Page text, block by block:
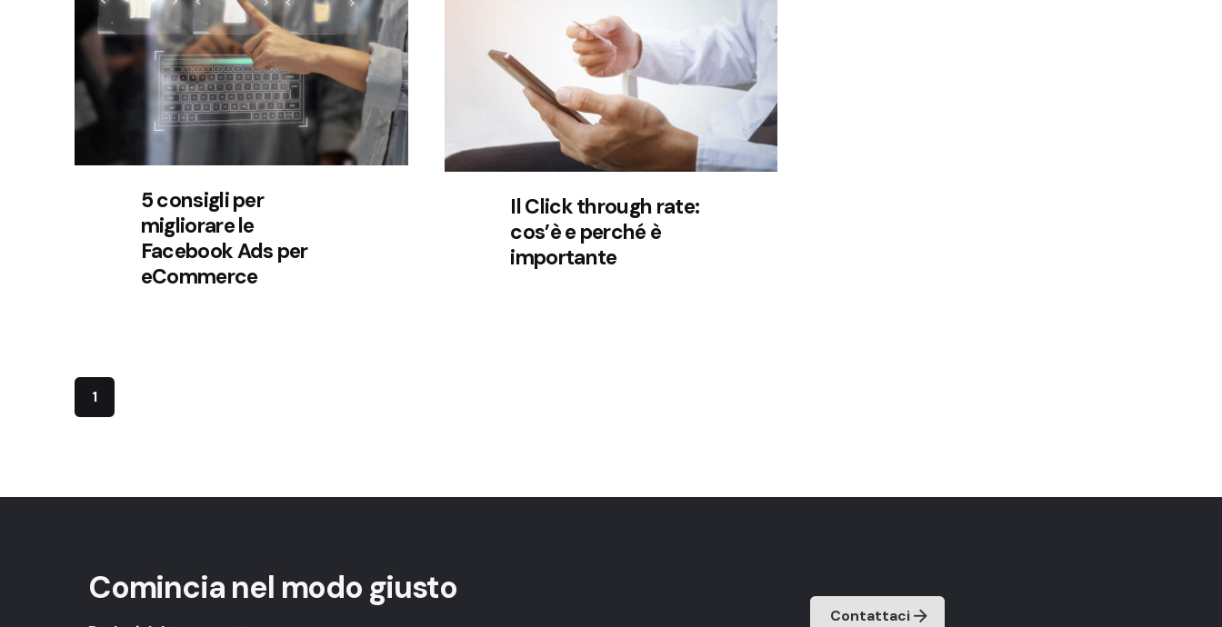
5 consigli per
migliorare le
Facebook Ads per
eCommerce
Il Click through rate:
cos’è e perché è
importante
1
Comincia nel modo giusto
Contattaci